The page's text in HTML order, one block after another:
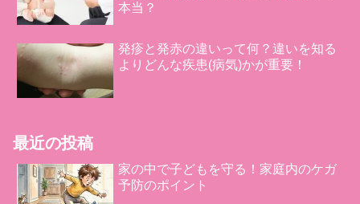
本当？
発疹と発赤の違いって何？違いを知る
よりどんな疾患(病気)かが重要！
最近の投稿
家の中で子どもを守る！家庭内のケガ
予防のポイント